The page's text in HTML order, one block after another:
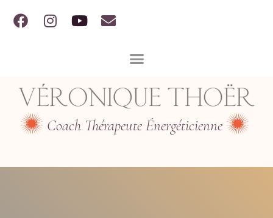
Coach Thérapeute Énergéticienne